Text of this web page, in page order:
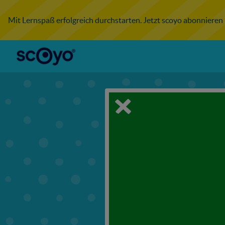
Mit Lernspaß erfolgreich durchstarten. Jetzt scoyo